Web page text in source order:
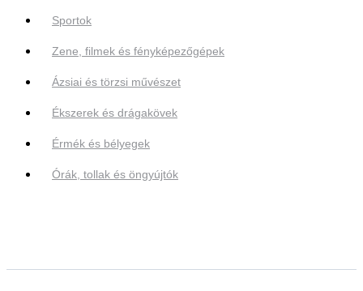
Sportok
Zene, filmek és fényképezőgépek
Ázsiai és törzsi művészet
Ékszerek és drágakövek
Érmék és bélyegek
Órák, tollak és öngyújtók